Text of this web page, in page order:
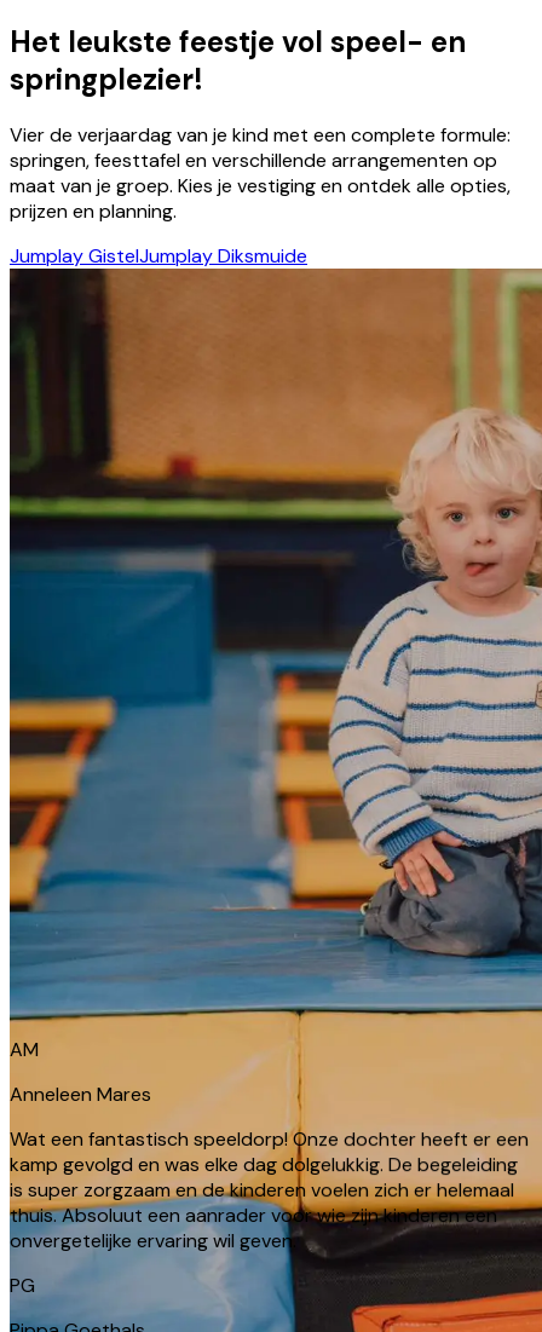
Het leukste feestje vol speel- en
springplezier!
Vier de verjaardag van je kind met een complete formule:
springen, feesttafel en verschillende arrangementen op
maat van je groep. Kies je vestiging en ontdek alle opties,
prijzen en planning.
Jumplay GistelJumplay Diksmuide
AM
Anneleen Mares
Wat een fantastisch speeldorp! Onze dochter heeft er een
kamp gevolgd en was elke dag dolgelukkig. De begeleiding
is super zorgzaam en de kinderen voelen zich er helemaal
thuis. Absoluut een aanrader voor wie zijn kinderen een
PG
Pippa Goethals
Nieuwe gedeelte voor kleuters echt super!!! Echte
meerwaarde!! Super vriendelijk onthaal en goeie kwaliteit
van trampolines. Komen zeker en vast terug.